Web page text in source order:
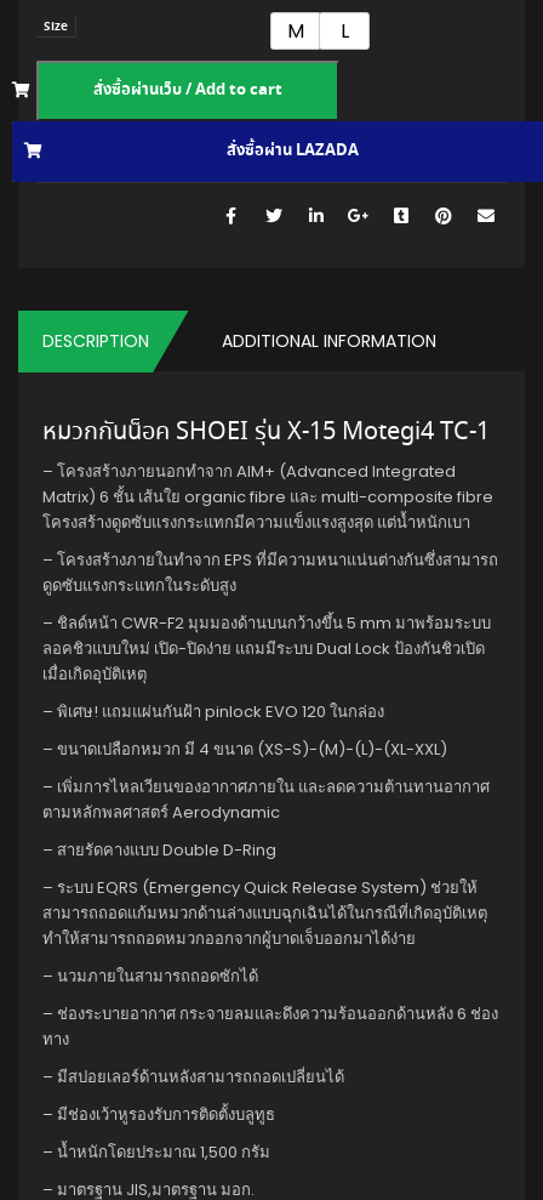
Size M L
สั่งซื้อผ่านเว็บ / Add to cart
สั่งซื้อผ่าน SHOPEE
สั่งซื้อผ่าน LAZADA
SKU: 370120861768.
DESCRIPTION ADDITIONAL INFORMATION
หมวกกันน็อค SHOEI รุ่น X-15 Motegi4 TC-1
– โครงสร้างภายนอกทำจาก AIM+ (Advanced Integrated
Matrix) 6 ชั้น เส้นใย organic fibre และ multi-composite fibre
โครงสร้างดูดซับแรงกระแทกมีความแข็งแรงสูงสุด แต่น้ำหนักเบา
– โครงสร้างภายในทำจาก EPS ที่มีความหนาแน่นต่างกันซึ่งสามารถ
ดูดซับแรงกระแทกในระดับสูง
– ชิลด์หน้า CWR-F2 มุมมองด้านบนกว้างขึ้น 5 mm มาพร้อมระบบ
ลอคชิวแบบใหม่ เปิด-ปิดง่าย แถมมีระบบ Dual Lock ป้องกันชิวเปิด
เมื่อเกิดอุบัติเหตุ
– พิเศษ! แถมแผ่นกันฝ้า pinlock EVO 120 ในกล่อง
– ขนาดเปลือกหมวก มี 4 ขนาด (XS-S)-(M)-(L)-(XL-XXL)
– เพิ่มการไหลเวียนของอากาศภายใน และลดความต้านทานอากาศ
ตามหลักพลศาสตร์ Aerodynamic
– สายรัดคางแบบ Double D-Ring
– ระบบ EQRS (Emergency Quick Release System) ช่วยให้
สามารถถอดแก้มหมวกด้านล่างแบบฉุกเฉินได้ในกรณีที่เกิดอุบัติเหตุ
ทำให้สามารถถอดหมวกออกจากผู้บาดเจ็บออกมาได้ง่าย
– นวมภายในสามารถถอดซักได้
– ช่องระบายอากาศ กระจายลมและดึงความร้อนออกด้านหลัง 6 ช่อง
ทาง
– มีสปอยเลอร์ด้านหลังสามารถถอดเปลี่ยนได้
– มีช่องเว้าหูรองรับการติดตั้งบลูทูธ
– น้ำหนักโดยประมาณ 1,500 กรัม
– มาตรฐาน JIS,มาตรฐาน มอก.